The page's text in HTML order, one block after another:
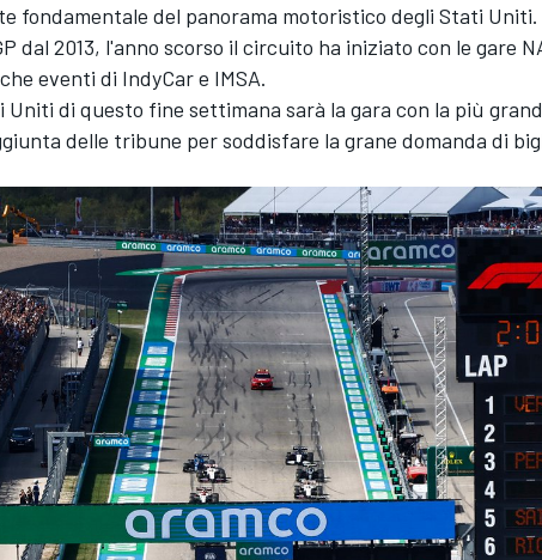
fondamentale del panorama motoristico degli Stati Uniti.
dal 2013, l'anno scorso il circuito ha iniziato con le gare
eventi di IndyCar e IMSA.
Uniti di questo fine settimana sarà la gara con la più
delle tribune per soddisfare la grane domanda di